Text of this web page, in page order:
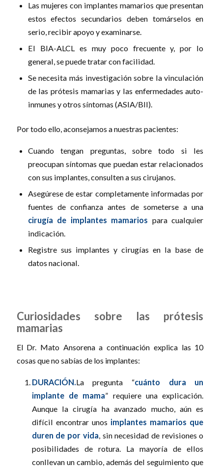
Las mujeres con implantes mamarios que presentan
estos efectos secundarios deben tomárselos en
serio, recibir apoyo y examinarse.
El BIA-ALCL es muy poco frecuente y, por lo
general, se puede tratar con facilidad.
Se necesita más investigación sobre la vinculación
de las prótesis mamarias y las enfermedades auto-
inmunes y otros síntomas (ASIA/BII).
Por todo ello, aconsejamos a nuestras pacientes:
Cuando tengan preguntas, sobre todo si les
preocupan síntomas que puedan estar relacionados
con sus implantes, consulten a sus cirujanos.
Asegúrese de estar completamente informadas por
fuentes de confianza antes de someterse a una
cirugía de implantes mamarios para cualquier
indicación.
Registre sus implantes y cirugías en la base de
datos nacional.
Curiosidades sobre las prótesis
mamarias
El Dr. Mato Ansorena a continuación explica las 10
cosas que no sabías de los implantes:
DURACIÓN.La pregunta “cuánto dura un
implante de mama” requiere una explicación.
Aunque la cirugía ha avanzado mucho, aún es
difícil encontrar unos implantes mamarios que
duren de por vida, sin necesidad de revisiones o
posibilidades de rotura. La mayoría de ellos
conllevan un cambio, además del seguimiento que